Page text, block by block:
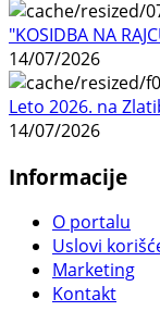
"KOSIDBA NA
14/07/2026
Leto 2026. na
14/07/2026
Informacije
O portalu
Uslovi
Marketing
Kontakt